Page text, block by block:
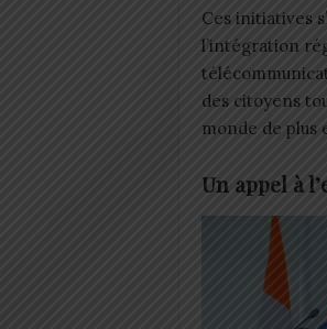
Ces initiatives
l’intégration
des citoyens
monde de plus
Un appel à